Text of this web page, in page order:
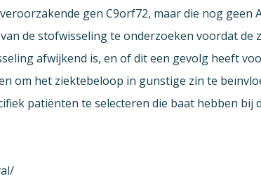
gen C9orf72, maar die nog geen
de stofwisseling te onderzoeken voordat de
afwijkend is, en of dit een gevolg heeft
om het ziektebeloop in gunstige zin te
patiënten te selecteren die baat hebben